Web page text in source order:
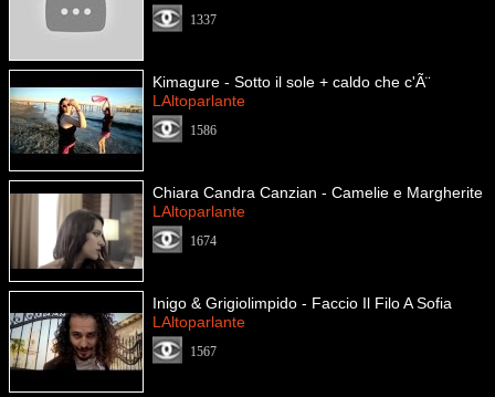
1337
Kimagure - Sotto il sole + caldo che c'Ã¨
LAltoparlante
1586
Chiara Candra Canzian - Camelie e Margherite
LAltoparlante
1674
Inigo & Grigiolimpido - Faccio Il Filo A Sofia
LAltoparlante
1567